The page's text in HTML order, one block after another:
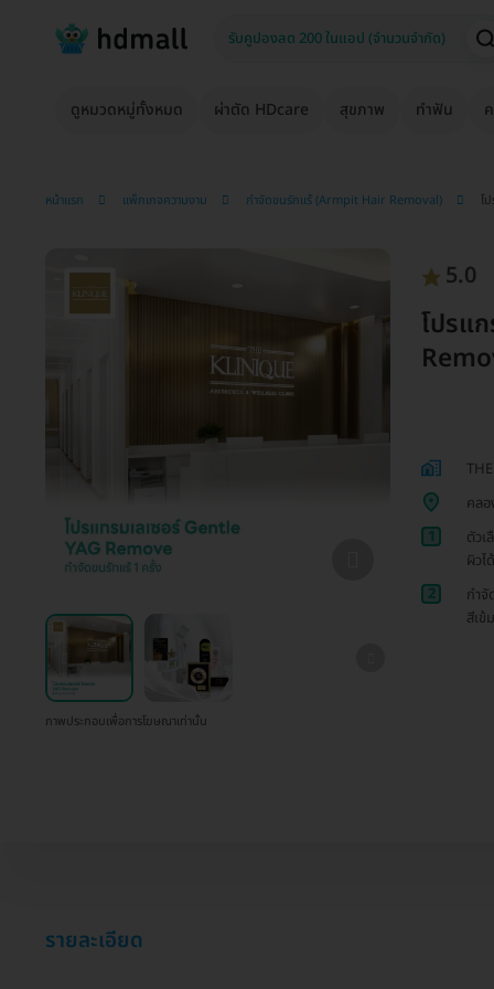
ดูหมวดหมู่ทั้งหมด ผ่าตัด HDcare สุขภาพ ทำฟัน
หน้าแรก แพ็กเกจความงาม กำจัดขนรักแร้ (Armpit Hair Removal) โ
ภาพประกอบเพื่อการโฆษณาเท่านั้น
5.0
โปรแ
คล
1
ตัว
ผิวไ
2
กำจั
สีเข้
รายละเอียด